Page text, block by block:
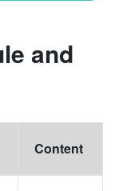
and
Content